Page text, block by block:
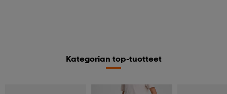
Kategorian top-tuotteet